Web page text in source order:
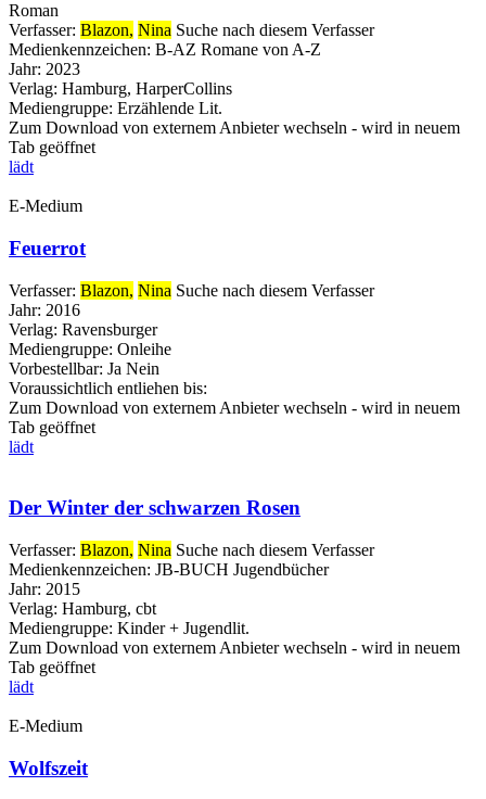
Roman
Verfasser: Blazon, Nina Suche nach diesem Verfasser
Medienkennzeichen: B-AZ Romane von A-Z
Jahr: 2023
Verlag: Hamburg, HarperCollins
Mediengruppe: Erzählende Lit.
Zum Download von externem Anbieter wechseln - wird in neuem
Tab geöffnet
lädt
E-Medium
Feuerrot
Verfasser: Blazon, Nina Suche nach diesem Verfasser
Jahr: 2016
Verlag: Ravensburger
Mediengruppe: Onleihe
Vorbestellbar: Ja Nein
Voraussichtlich entliehen bis:
Zum Download von externem Anbieter wechseln - wird in neuem
Tab geöffnet
lädt
Der Winter der schwarzen Rosen
Verfasser: Blazon, Nina Suche nach diesem Verfasser
Medienkennzeichen: JB-BUCH Jugendbücher
Jahr: 2015
Verlag: Hamburg, cbt
Mediengruppe: Kinder + Jugendlit.
Zum Download von externem Anbieter wechseln - wird in neuem
Tab geöffnet
lädt
E-Medium
Wolfszeit